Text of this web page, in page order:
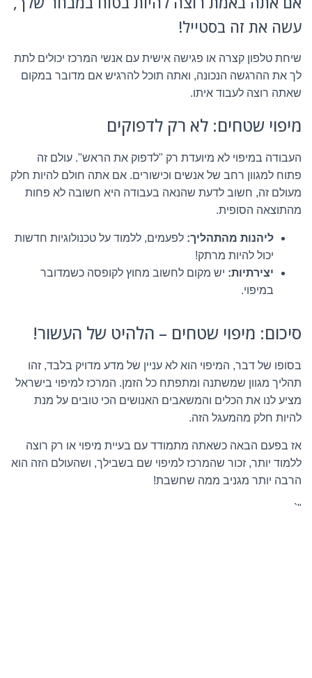
עשה את זה בסטייל!
שיחת טלפון קצרה או פגישה אישית עם אנשי המרכז יכולים לתת
לך את ההרגשה הנכונה, ואתה תוכל להרגיש אם מדובר במקום
שאתה רוצה לעבוד איתו.
מיפוי שטחים: לא רק לדפוקים
העבודה במיפוי לא מיועדת רק "לדפוק את הראש". עולם זה
פתוח למגוון רחב של אנשים וכישורים. אם אתה חולם להיות חלק
מעולם זה, חשוב לדעת שהנאה בעבודה היא חשובה לא פחות
מהתוצאה הסופית.
ליהנות מהתהליך: לפעמים, ללמוד על טכנולוגיות חדשות
יכול להיות מרתק!
יצירתיות: יש מקום לחשוב מחוץ לקופסה כשמדובר
במיפוי.
סיכום: מיפוי שטחים – הלהיט של העשור!
בסופו של דבר, המיפוי הוא לא עניין של מדע מדויק בלבד, זהו
תהליך מגוון שמשתנה ומתפתח כל הזמן. המרכז למיפוי בישראל
מציע לנו את הכלים והמשאבים האנושים הכי טובים על מנת
להיות חלק מהמעגל הזה.
אז בפעם הבאה כשאתה מתמודד עם בעיית מיפוי או רק רוצה
ללמוד יותר, זכור שהמרכז למיפוי שם בשבילך, ושהעולם הזה הוא
הרבה יותר מגניב ממה שחשבת!
"`